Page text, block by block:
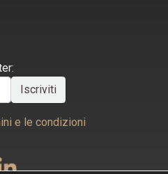
e le condizioni